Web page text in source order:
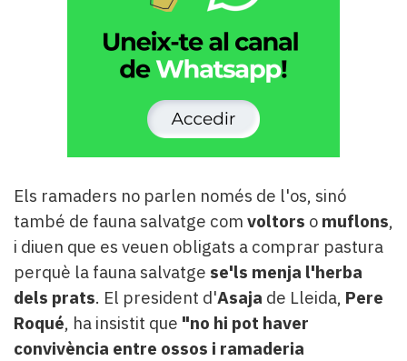
Els ramaders no parlen només de l'os, sinó
també de fauna salvatge com voltors o muflons,
i diuen que es veuen obligats a comprar pastura
perquè la fauna salvatge se'ls menja l'herba
dels prats. El president d'Asaja de Lleida, Pere
Roqué, ha insistit que "no hi pot haver
convivència entre ossos i ramaderia